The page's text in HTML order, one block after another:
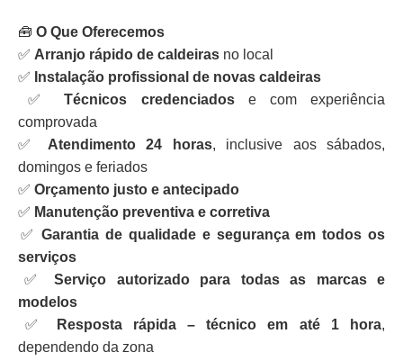
🧰 O Que Oferecemos
✅ Arranjo rápido de caldeiras no local
✅ Instalação profissional de novas caldeiras
✅Técnicos credenciadose com experiência
comprovada
✅ Atendimento 24 horas, inclusive aos sábados,
domingos e feriados
✅ Orçamento justo e antecipado
✅ Manutenção preventiva e corretiva
✅Garantia de qualidade e segurança em todos os
serviços
✅Serviço autorizado para todas as marcas e
modelos
✅
Resposta rápida – técnico em até 1 hora,
dependendo da zona